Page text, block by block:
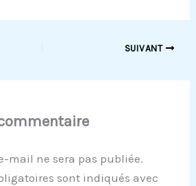
SUIVANT
mail ne sera pas publiée.
sont indiqués avec